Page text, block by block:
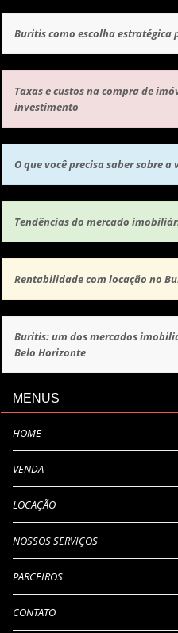
Buritis como escolha estratégica
Taxas e custos na compra de
investimento
O que você precisa saber sobre
Tendências do mercado
Rentabilidade com locação no
Buritis: um dos mercados
Belo Horizonte
MENUS
HOME
VENDA
LOCAÇÃO
NOSSOS SERVIÇOS
PARCEIROS
CONTATO